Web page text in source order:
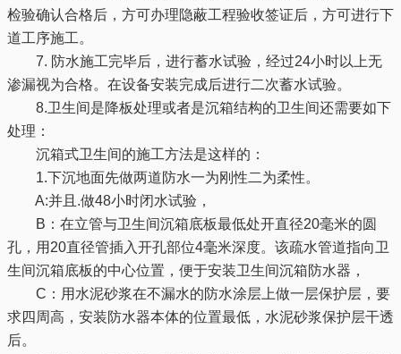
检验确认合格后，方可办理隐蔽工程验收签证后，方可进行下
道工序施工。
7. 防水施工完毕后，进行蓄水试验，经过24小时以上无
渗漏视为合格。在设备安装完成后进行二次蓄水试验。
8.卫生间是降板处理或者是沉箱结构的卫生间还需要如下
处理：
沉箱式卫生间的施工方法是这样的：
1.下沉地面先做两道防水一为刚性二为柔性。
A:并且.做48小时闭水试验，
B：在立管与卫生间沉箱底板最低处开直径20毫米的圆
孔，用20直径管插入开孔部位4毫米深度。该疏水管道指向卫
生间沉箱底板的中心位置，便于安装卫生间沉箱防水器，
C：用水泥砂浆在不漏水的防水涂层上做一层保护层，要
求四周高，安装防水器本体的位置最低，水泥砂浆保护层干透
后。